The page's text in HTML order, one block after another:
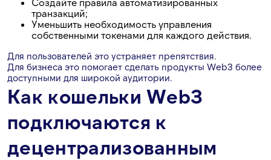
Создайте правила автоматизированных
транзакций;
Уменьшить необходимость управления
собственными токенами для каждого действия.
Для пользователей это устраняет препятствия.
Для бизнеса это помогает сделать продукты Web3 более
доступными для широкой аудитории.
Как кошельки Web3
подключаются к
децентрализованным